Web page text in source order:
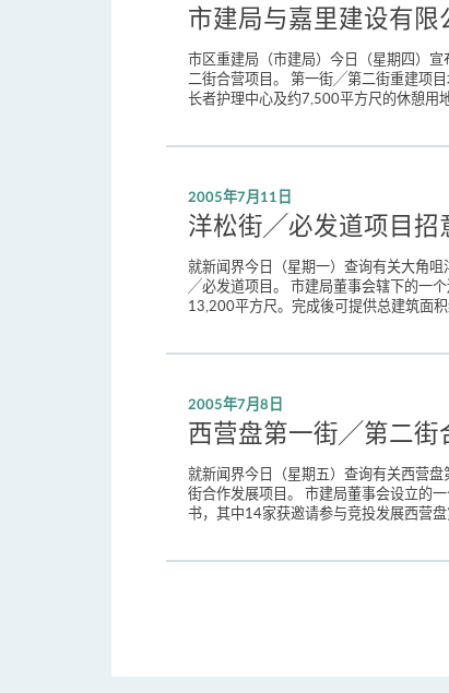
市建局与嘉里建设有
市区重建局（市建局）今日（星期四）
二街合营项目。 第一街╱第二街重建项
长者护理中心及约7,500平方尺的休憩用
2005年7月11日
洋松街╱必发道项目招
就新闻界今日（星期一）查询有关大角
╱必发道项目。 市建局董事会辖下的一
13,200平方尺。完成後可提供总建筑面
2005年7月8日
西营盘第一街╱第二街
就新闻界今日（星期五）查询有关西营
街合作发展项目。 市建局董事会设立的
书，其中14家获邀请参与竞投发展西营